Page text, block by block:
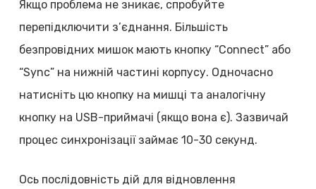
Якщо проблема не зникає, спробуйте
перепідключити з’єднання. Більшість
безпровідних мишок мають кнопку “Connect” або
“Sync” на нижній частині корпусу. Одночасно
натисніть цю кнопку на мишці та аналогічну
кнопку на USB-приймачі (якщо вона є). Зазвичай
процес синхронізації займає 10-30 секунд.
Ось послідовність дій для відновлення